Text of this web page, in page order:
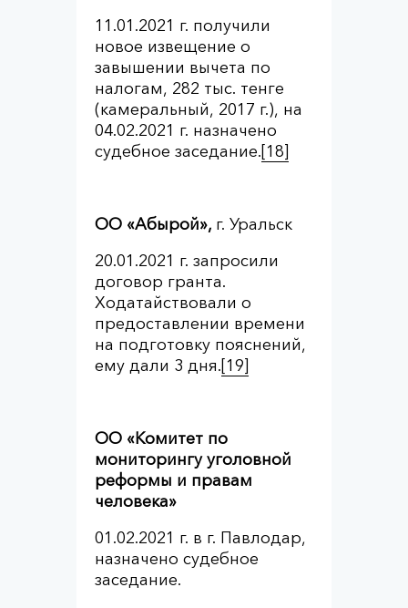
11.01.2021 г. получили
новое извещение о
завышении вычета по
налогам, 282 тыс. тенге
(камеральный, 2017 г.), на
04.02.2021 г. назначено
судебное заседание.[18]
ОО «Абырой», г. Уральск
20.01.2021 г. запросили
договор гранта.
Ходатайствовали о
предоставлении времени
на подготовку пояснений,
ему дали 3 дня.[19]
ОО «Комитет по
мониторингу уголовной
реформы и правам
человека»
01.02.2021 г. в г. Павлодар,
назначено судебное
заседание.